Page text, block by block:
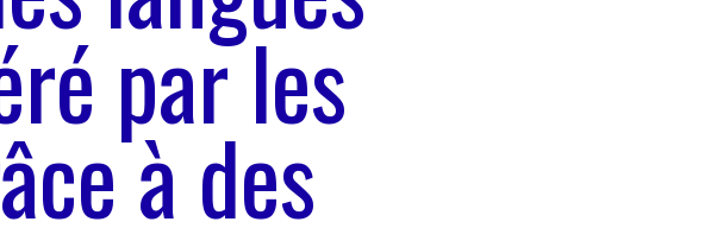
par les
à des